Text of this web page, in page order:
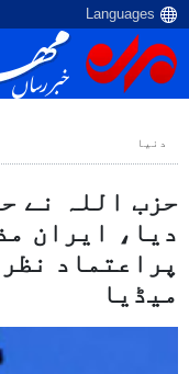
دنیا
حزب اللہ نے
دیا، ایران
پراعتماد
میڈیا